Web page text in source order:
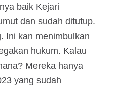
baik Kejari
dan sudah ditutup.
Ini kan menimbulkan
hukum. Kalau
Mereka hanya
yang sudah